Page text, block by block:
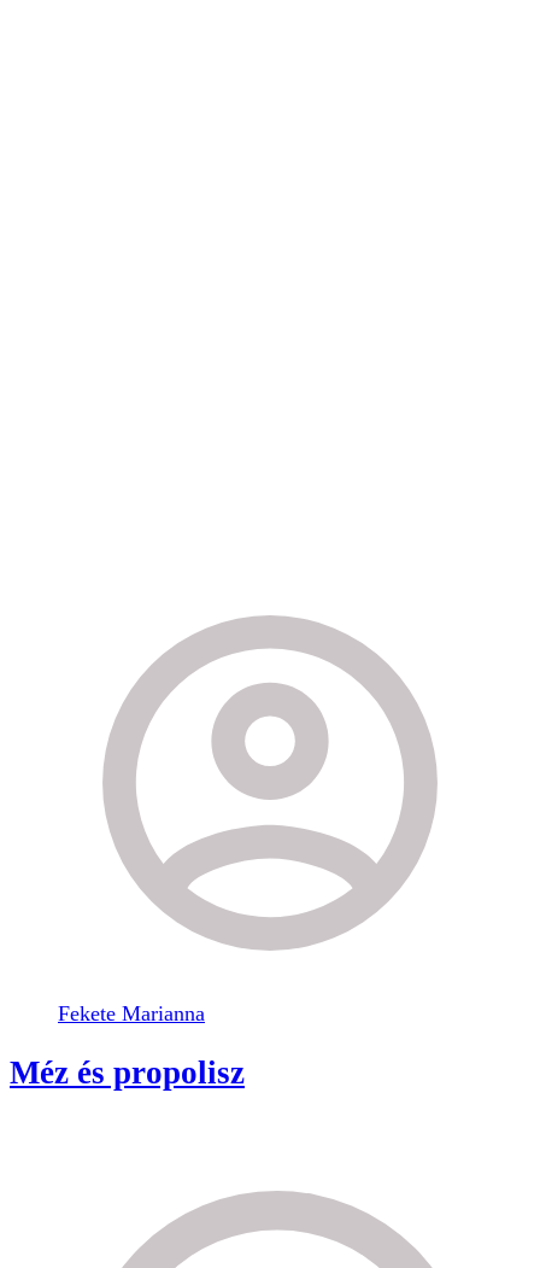
Fekete Marianna
Méz és propolisz